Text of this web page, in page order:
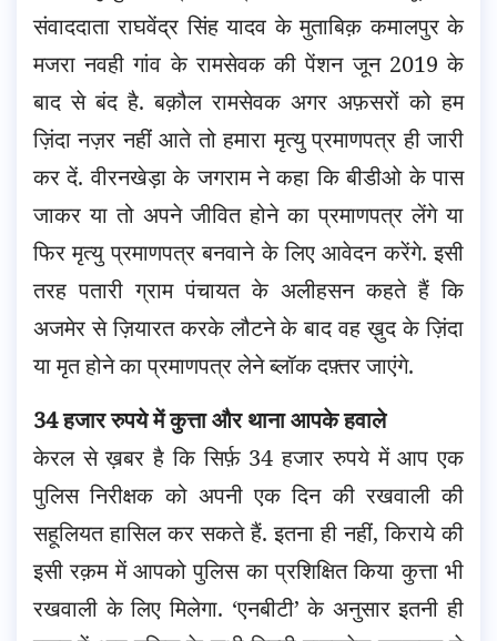
संवाददाता राघवेंद्र सिंह यादव के मुताबिक़ कमालपुर के
मजरा नवही गांव के रामसेवक की पेंशन जून 2019 के
बाद से बंद है. बक़ौल रामसेवक अगर अफ़सरों को हम
ज़िंदा नज़र नहीं आते तो हमारा मृत्यु प्रमाणपत्र ही जारी
कर दें. वीरनखेड़ा के जगराम ने कहा कि बीडीओ के पास
जाकर या तो अपने जीवित होने का प्रमाणपत्र लेंगे या
फिर मृत्यु प्रमाणपत्र बनवाने के लिए आवेदन करेंगे. इसी
तरह पतारी ग्राम पंचायत के अलीहसन कहते हैं कि
अजमेर से ज़ियारत करके लौटने के बाद वह ख़ुद के ज़िंदा
या मृत होने का प्रमाणपत्र लेने ब्लॉक दफ़्तर जाएंगे.
34 हजार रुपये में कुत्ता और थाना आपके हवाले
केरल से ख़बर है कि सिर्फ़ 34 हजार रुपये में आप एक
पुलिस निरीक्षक को अपनी एक दिन की रखवाली की
सहूलियत हासिल कर सकते हैं. इतना ही नहीं, किराये की
इसी रक़म में आपको पुलिस का प्रशिक्षित किया कुत्ता भी
रखवाली के लिए मिलेगा. ‘एनबीटी’ के अनुसार इतनी ही